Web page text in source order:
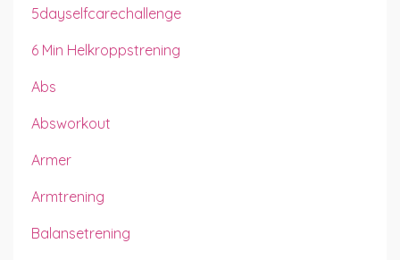
5dayselfcarechallenge
6 Min Helkroppstrening
Abs
Absworkout
Armer
Armtrening
Balansetrening